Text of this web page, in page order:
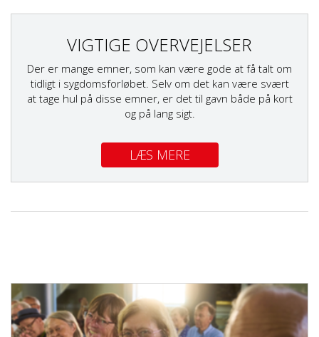
VIGTIGE OVERVEJELSER
Der er mange emner, som kan være gode at få talt om
tidligt i sygdomsforløbet. Selv om det kan være svært
at tage hul på disse emner, er det til gavn både på kort
og på lang sigt.
LÆS MERE